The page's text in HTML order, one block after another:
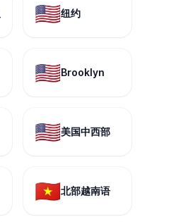
🇺🇸纽约
🇺🇸Brooklyn
🇺🇸美国中西部
🇻🇳北部越南语